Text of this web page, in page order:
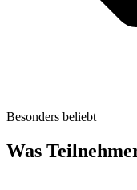
Besonders beliebt
Was